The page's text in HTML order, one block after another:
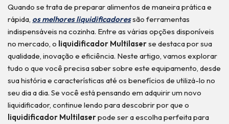
Quando se trata de preparar alimentos de maneira prática e
rápida, os melhores liquidificadoressão ferramentas
indispensáveis na cozinha. Entre as várias opções disponíveis
no mercado, o liquidificador Multilaserse destaca por sua
qualidade, inovação e eficiência. Neste artigo, vamos explorar
tudo o que você precisa saber sobre este equipamento, desde
sua história e características até os benefícios de utilizá-lo no
seu dia a dia. Se você está pensando em adquirir um novo
liquidificador, continue lendo para descobrir por que o
liquidificador Multilaserpode ser a escolha perfeita para